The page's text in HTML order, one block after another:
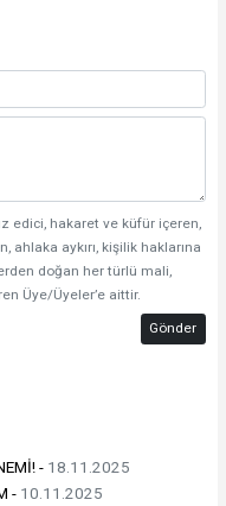
edici, hakaret ve küfür içeren,
ahlaka aykırı, kişilik haklarına
doğan her türlü mali,
Üye/Üyeler’e aittir.
Gönder
- 18.11.2025
- 10.11.2025